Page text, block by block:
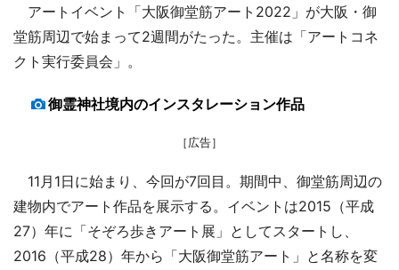
アートイベント「大阪御堂筋アート2022」が大阪・御
堂筋周辺で始まって2週間がたった。主催は「アートコネ
クト実行委員会」。
御霊神社境内のインスタレーション作品
［広告］
11月1日に始まり、今回が7回目。期間中、御堂筋周辺の
建物内でアート作品を展示する。イベントは2015（平成
27）年に「そぞろ歩きアート展」としてスタートし、
2016（平成28）年から「大阪御堂筋アート」と名称を変